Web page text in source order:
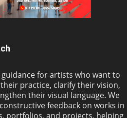
guidance for artists who want to
practice, clarify their vision,
their visual language. We
feedback on works in
portfolios, and projects, helping